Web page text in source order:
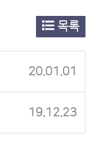
목록
20.01.01
19.12.23